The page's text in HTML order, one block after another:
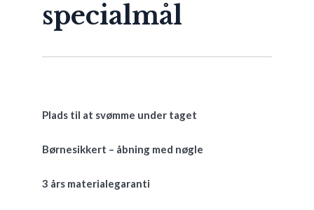
specialmål
Plads til at svømme under taget
Børnesikkert – åbning med nøgle
3 års materialegaranti